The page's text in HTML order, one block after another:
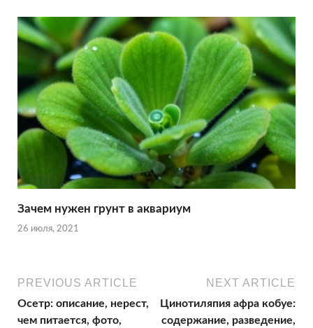
Зачем нужен грунт в аквариум
26 июля, 2021
PREVIOUS ARTICLE
Осетр: описание, нерест,
чем питается, фото,
NEXT ARTICLE
Цинотиляпия афра кобуе:
содержание, разведение,